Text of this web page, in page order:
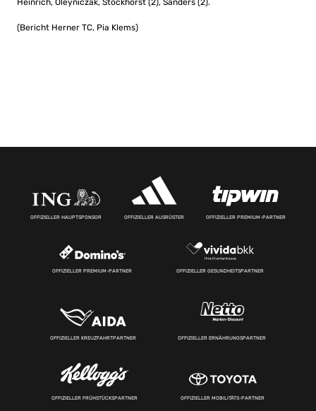
Heinrich, Oleyniczak, Stockhorst (2), Sanders (2).
(Bericht Herner TC, Pia Klems)
OFFIZIELLER HAUPTSPONSOR OFFIZIELLER AUSRÜSTER OFFIZIELLER PREMIUM-PARTNER
OFFIZIELLER PREMIUM-PARTNER OFFIZIELLER GESUNDHEITSPARTNER
OFFIZIELLER KREUZFAHRTPARTNER OFFIZIELLER ERNÄHRUNGSPARTNER
OFFIZIELLER FRÜHSTÜCKSPARTNER OFFIZIELLER MOBILITÄTS-PARTNER